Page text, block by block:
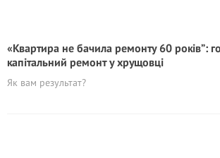
«Квартира не бачила ремонту 60 років”:
капітальний ремонт у хрущовці
Як вам результат?